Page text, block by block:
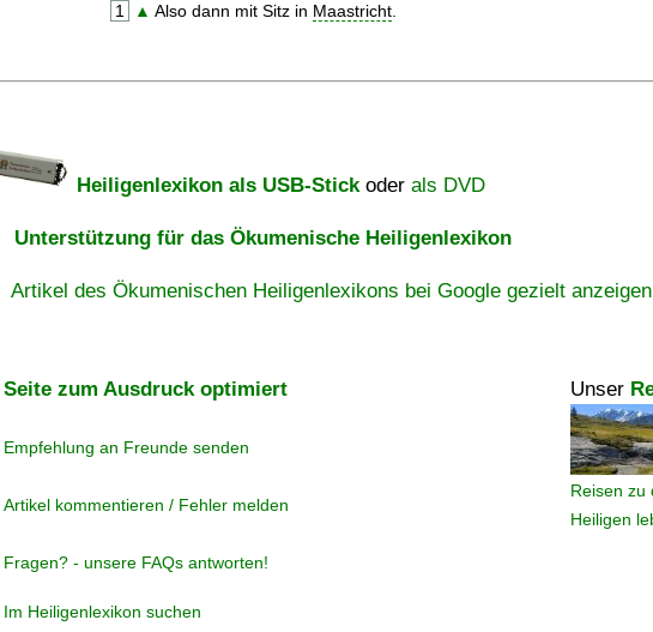
1 ▲ Also dann mit Sitz in Maastricht
Heiligenlexikon als USB-Stickoder als DVD
Unterstützung für das Ökumenische Heiligenlexikon
Artikel des Ökumenischen Heiligenlexikons bei Google gezielt anzeigen
Seite zum Ausdruck optimiert Unser
Reisen zu
Heiligen
Empfehlung an Freunde senden
Artikel kommentieren / Fehler melden
Fragen? - unsere FAQs antworten!
Im Heiligenlexikon suchen